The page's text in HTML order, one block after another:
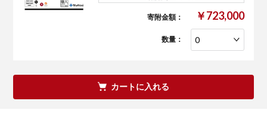
寄附金額： ￥723,000
数量：
カートに入れる